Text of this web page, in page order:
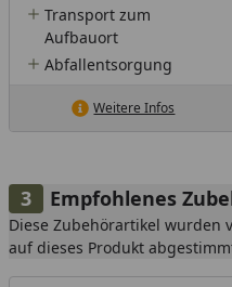
Transport zum
Aufbauort
Abfallentsorgung
Weitere Infos
Empfohlenes
Diese Zubehörartikel wurden
auf dieses Produkt